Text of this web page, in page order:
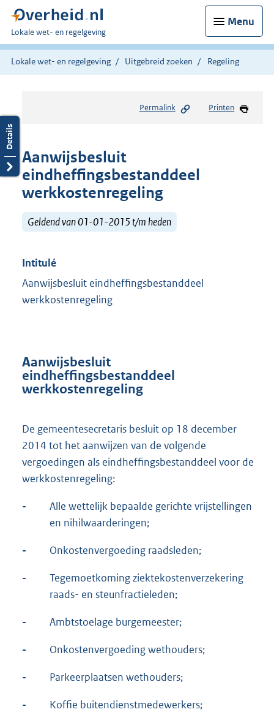
Menu
U
bent
hier:
Lokale wet- en regelgeving
Lokale wet- en regelgeving Uitgebreid zoeken Regeling
Permalink Printen
Aanwijsbesluit
eindheffingsbestanddeel
werkkostenregeling
Geldend van 01-01-2015 t/m heden
Intitulé
Aanwijsbesluit eindheffingsbestanddeel
werkkostenregeling
Aanwijsbesluit
eindheffingsbestanddeel
werkkostenregeling
De gemeentesecretaris besluit op 18 december
2014 tot het aanwijzen van de volgende
vergoedingen als eindheffingsbestanddeel voor de
werkkostenregeling:
-
Alle wettelijk bepaalde gerichte vrijstellingen
en nihilwaarderingen;
- Onkostenvergoeding raadsleden;
-
Tegemoetkoming ziektekostenverzekering
raads- en steunfractieleden;
- Ambtstoelage burgemeester;
- Onkostenvergoeding wethouders;
- Parkeerplaatsen wethouders;
- Koffie buitendienstmedewerkers;